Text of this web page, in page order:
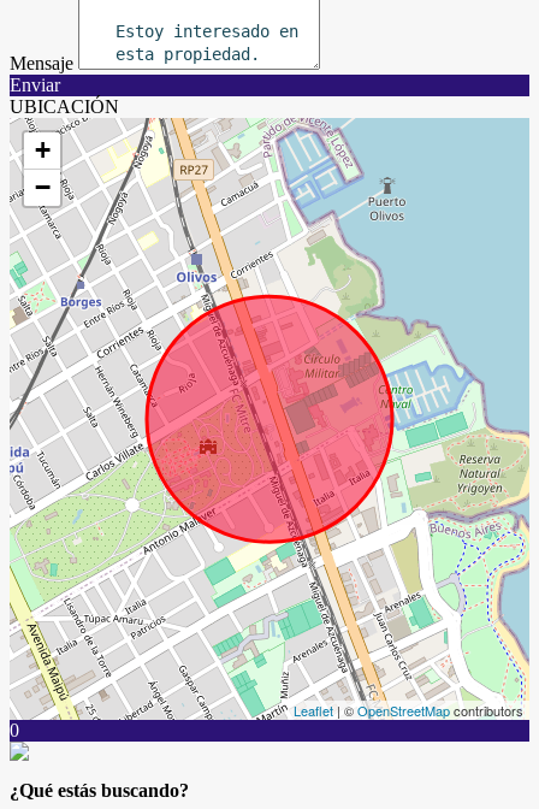
Mensaje
Enviar
UBICACIÓN
+
−
Leaflet| ©OpenStreetMapcontributors
0
¿Qué estás buscando?